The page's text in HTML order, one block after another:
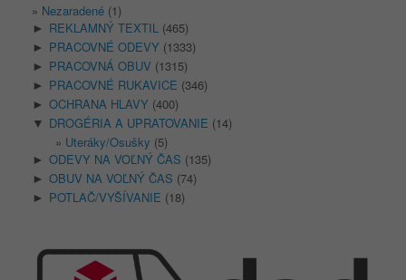
Nezaradené (1)
► REKLAMNÝ TEXTIL (465)
► PRACOVNÉ ODEVY (1333)
► PRACOVNÁ OBUV (1315)
► PRACOVNÉ RUKAVICE (346)
► OCHRANA HLAVY (400)
▼ DROGÉRIA A UPRATOVANIE (14)
Uteráky/Osušky (5)
► ODEVY NA VOĽNÝ ČAS (135)
► OBUV NA VOĽNÝ ČAS (74)
► POTLAČ/VYŠÍVANIE (18)